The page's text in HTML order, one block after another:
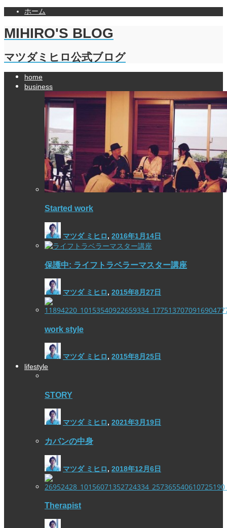
ホーム
MIHIRO'S BLOG
マツダミヒロ公式ブログ
home
business
Started work
マツダ ミヒロ, 2016年1月14日
保護中: ライフトラベラーマスター講座
マツダ ミヒロ, 2015年8月27日
work style
マツダ ミヒロ, 2015年8月25日
lifestyle
STORY
マツダ ミヒロ, 2021年3月19日
カバンの中身
マツダ ミヒロ, 2018年12月6日
Therapist